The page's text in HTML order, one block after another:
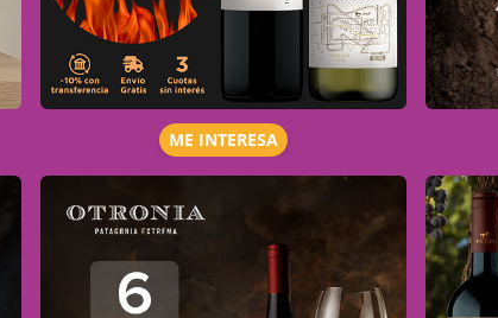
ME INTERESA